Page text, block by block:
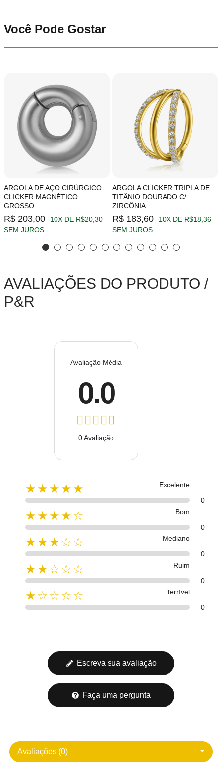
Você Pode Gostar
ARGOLA DE AÇO CIRÚRGICO
CLICKER MAGNÉTICO
GROSSO
R$ 203,00
10X DE R$20,30
SEM JUROS
ARGOLA CLICKER TRIPLA DE
TITÂNIO DOURADO C/
ZIRCÔNIA
R$ 183,60
10X DE R$18,36
SEM JUROS
AVALIAÇÕES DO PRODUTO /
P&R
Avaliação Média
0.0
0 Avaliação
★★★★★
Excelente
0
★★★★☆
Bom
0
★★★☆☆
Mediano
0
★★☆☆☆
Ruim
0
★☆☆☆☆
Terrível
0
Escreva sua avaliação
Faça uma pergunta
Avaliações (0)